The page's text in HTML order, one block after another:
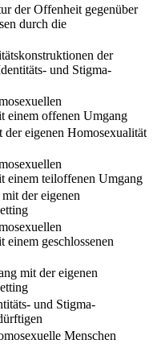
der Offenheit gegenüber
durch die
der
und Stigma-
einem offenen Umgang
eigenen Homosexualität
einem teiloffenen Umgang
der eigenen
geschlossenen
mit der eigenen
und Stigma-
Menschen